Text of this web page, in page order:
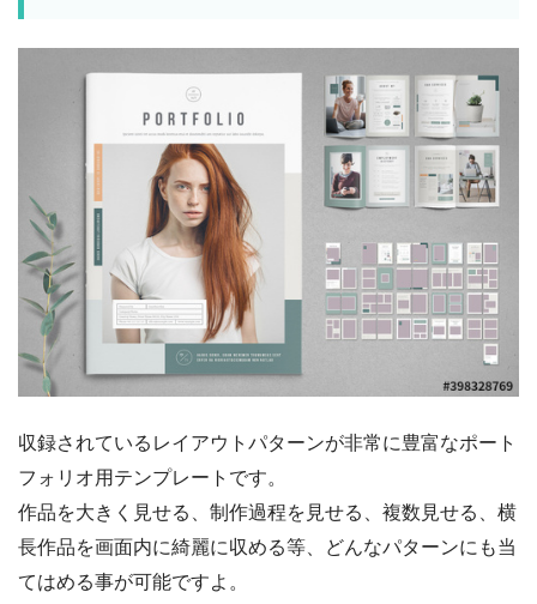
収録されているレイアウトパターンが非常に豊富なポート
フォリオ用テンプレートです。
作品を大きく見せる、制作過程を見せる、複数見せる、横
長作品を画面内に綺麗に収める等、どんなパターンにも当
てはめる事が可能ですよ。